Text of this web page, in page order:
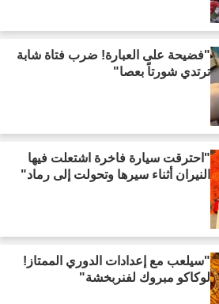
على العبارة! ضرب فتاة شابة
شورتاً بعصا"
سيارة فاخرة اشتعلت فيها
أثناء سيرها وتحولت إلى رماد"
مع إعدادات الدوري الممتاز!
مبروك لفنربخشة"